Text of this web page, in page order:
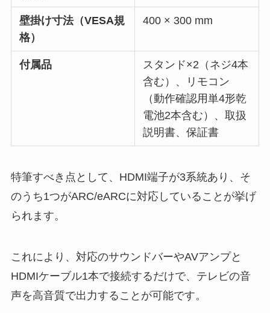
壁掛け寸法（VESA規
格）
400 × 300 mm
付属品
スタンド×2（ネジ4本
含む）、リモコン
（動作確認用単4形乾
電池2本含む）、取扱
説明書、保証書
特筆すべき点として、HDMI端子が3系統あり、そ
のうち1つがARC/eARCに対応していることが挙げ
られます。
これにより、対応のサウンドバーやAVアンプと
HDMIケーブル1本で接続するだけで、テレビの音
声を高音質で出力することが可能です。